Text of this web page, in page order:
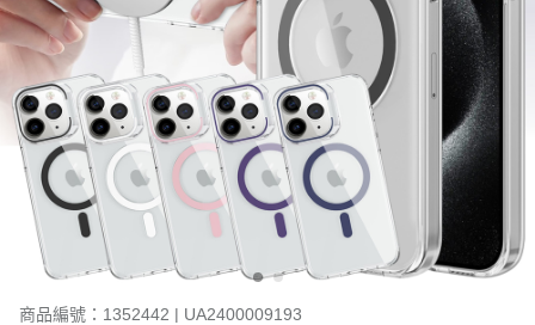
商品編號：1352442 | UA2400009193